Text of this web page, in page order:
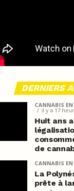
DERNIERS
CANNABIS
il y a 17
Huit ans
de
CANNABIS EN
La
prête à